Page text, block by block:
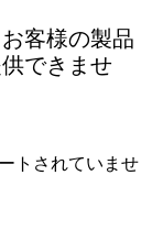
客様の製品
できませ
トされていませ